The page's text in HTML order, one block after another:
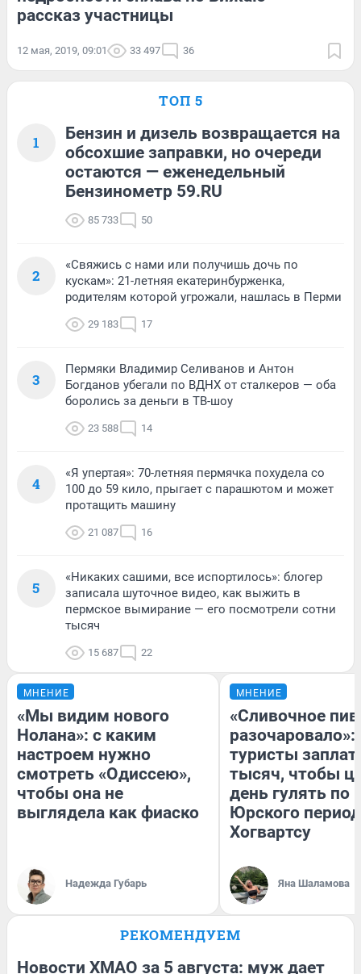
рассказ участницы
12 мая, 2019, 09:01 33 497 36
ТОП 5
1
Бензин и дизель возвращается на
обсохшие заправки, но очереди
остаются — еженедельный
Бензинометр 59.RU
85 733 50
2
«Свяжись с нами или получишь дочь по
кускам»: 21-летняя екатеринбурженка,
родителям которой угрожали, нашлась в Перми
29 183 17
3
Пермяки Владимир Селиванов и Антон
Богданов убегали по ВДНХ от сталкеров — оба
боролись за деньги в ТВ-шоу
23 588 14
4
«Я упертая»: 70-летняя пермячка похудела со
100 до 59 кило, прыгает с парашютом и может
протащить машину
21 087 16
5
«Никаких сашими, все испортилось»: блогер
записала шуточное видео, как выжить в
пермское вымирание — его посмотрели сотни
тысяч
15 687 22
МНЕНИЕ
«Мы видим нового
Нолана»: с каким
настроем нужно
смотреть «Одиссею»,
чтобы она не
выглядела как фиаско
Надежда Губарь
МНЕНИЕ
«Сливочное
разочаровало»:
туристы
тысяч, чтобы
день гулять по
Юрского
Хогвартсу
Яна Шаламова
РЕКОМЕНДУЕМ
Новости ХМАО за 5 августа: муж дает